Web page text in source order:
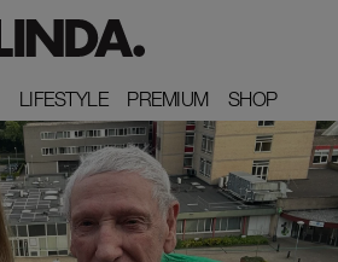
LIFESTYLE
LIFESTYLE PREMIUM
PREMIUM SHOP
SHOP